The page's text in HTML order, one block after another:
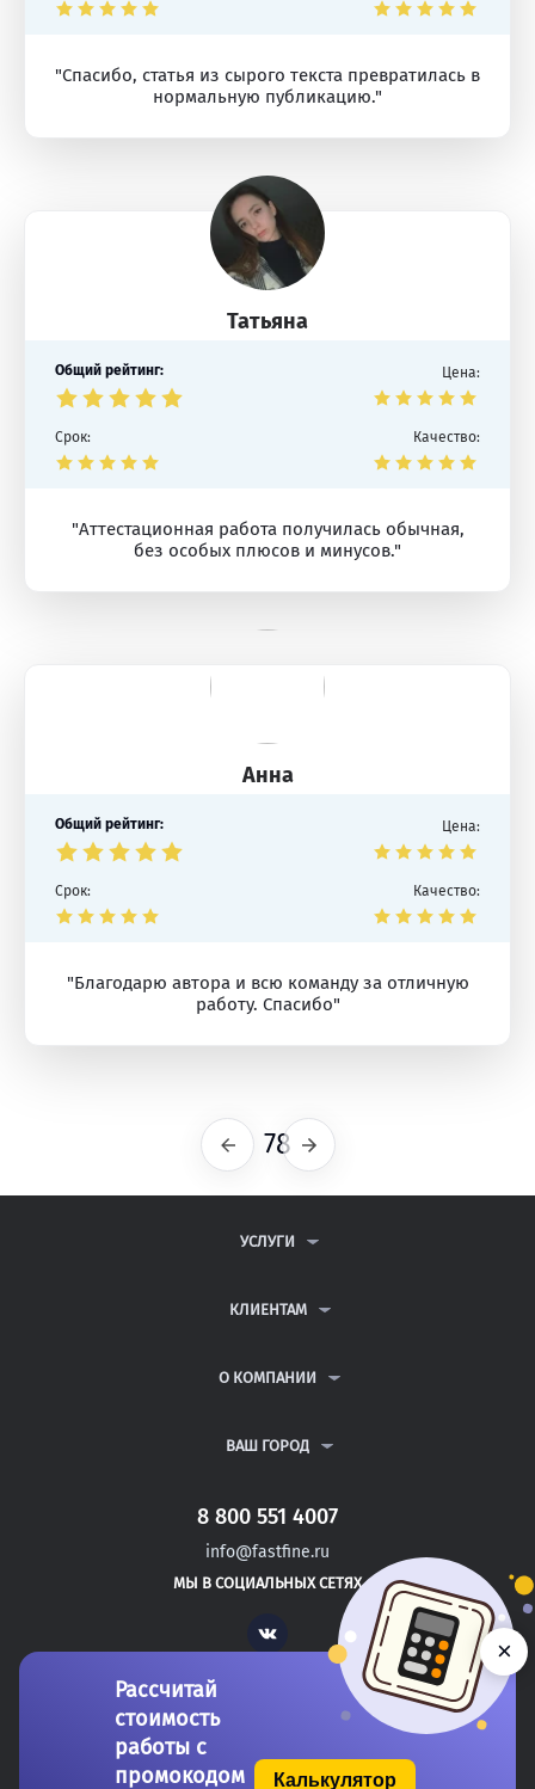
"Спасибо, статья из сырого текста превратилась в
нормальную публикацию."
Татьяна
Общий рейтинг: Цена:
Срок: Качество:
"Аттестационная работа получилась обычная,
без особых плюсов и минусов."
Анна
Общий рейтинг: Цена:
Срок: Качество:
"Благодарю автора и всю команду за отличную
работу. Спасибо"
Предыдущая
78 Следующая
УСЛУГИ
ДИПЛОМНЫЕ РАБОТЫ
РЕФЕРАТЫ
КЛИЕНТАМ
ВОПРОСЫ И ОТВЕТЫ
ПОЛИТИКА КОНФИДЕНЦИАЛЬНОСТИ
О КОМПАНИИ
КОНТАКТЫ
ВАШ ГОРОД
САНКТ-ПЕТЕРБУРГ
ЧАЙКОВСКИЙ
ЧЕРЕПОВЕЦ
8 800 551 4007
info@fastfine.ru
МЫ В СОЦИАЛЬНЫХ СЕТЯХ
Vk
Рассчитай
стоимость
работы с
промокодом
Калькулятор
×